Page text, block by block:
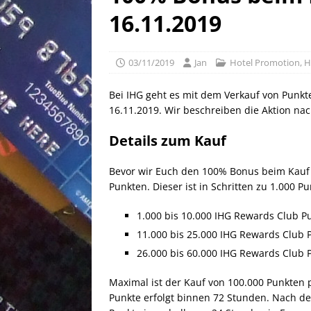
EXPRESS
[ 25/04/2026 ]
16.11.2019
03/11/2019 Jan Hotel Promotion,
Bei IHG geht es mit dem Verkauf von
16.11.2019. Wir beschreiben die Aktion
Details zum Kauf
Bevor wir Euch den 100% Bonus beim
Punkten. Dieser ist in Schritten zu 1.000
1.000 bis 10.000 IHG Rewards Club
11.000 bis 25.000 IHG Rewards
26.000 bis 60.000 IHG Rewards
Maximal ist der Kauf von 100.000
Punkte erfolgt binnen 72 Stunden. Nach